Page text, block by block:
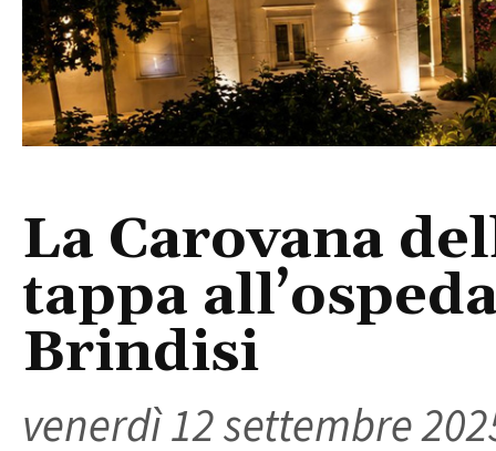
La Carovana
tappa
Brindisi
venerdì 12 settembre